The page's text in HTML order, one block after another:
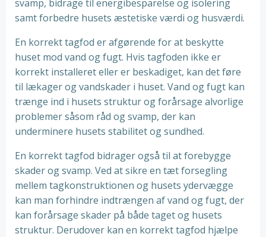
svamp, bidrage til energibesparelse og isolering
samt forbedre husets æstetiske værdi og husværdi.
En korrekt tagfod er afgørende for at beskytte
huset mod vand og fugt. Hvis tagfoden ikke er
korrekt installeret eller er beskadiget, kan det føre
til lækager og vandskader i huset. Vand og fugt kan
trænge ind i husets struktur og forårsage alvorlige
problemer såsom råd og svamp, der kan
underminere husets stabilitet og sundhed.
En korrekt tagfod bidrager også til at forebygge
skader og svamp. Ved at sikre en tæt forsegling
mellem tagkonstruktionen og husets ydervægge
kan man forhindre indtrængen af vand og fugt, der
kan forårsage skader på både taget og husets
struktur. Derudover kan en korrekt tagfod hjælpe